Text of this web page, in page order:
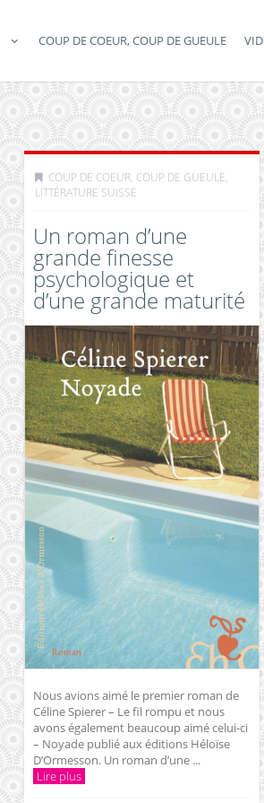
COUP DE COEUR, COUP DE GUEULE
COUP DE COEUR, COUP DE GUEULE,
LITTÉRATURE SUISSE
Un roman d’une
grande finesse
psychologique et
d’une grande maturité
Nous avions aimé le premier roman de
Céline Spierer – Le fil rompu et nous
avons également beaucoup aimé celui-ci
– Noyade publié aux éditions Héloïse
D’Ormesson. Un roman d’une ...
Lire plus